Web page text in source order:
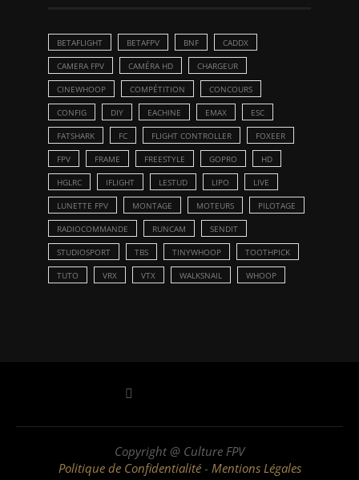
BETAFLIGHT BETAFPV BNF CADDX
CAMERA FPV CAMÉRA HD CHARGEUR
CINEWHOOP COMPÉTITION CONCOURS
CONFIG DIY EACHINE EMAX ESC
FATSHARK FC FLIGHT CONTROLLER FOXEER
FPV FRAME FREESTYLE GOPRO HD
HGLRC IFLIGHT LESTUD LIPO LIVE
LUNETTE FPV MONTAGE MOTEURS PILOTAGE
RADIOCOMMANDE RUNCAM SENDIT
STUDIOSPORT TBS TINYWHOOP TOOTHPICK
TUTO VRX VTX WALKSNAIL WHOOP
Copyright @ Culture FPV
Politique de Confidentialité- Mentions Légales